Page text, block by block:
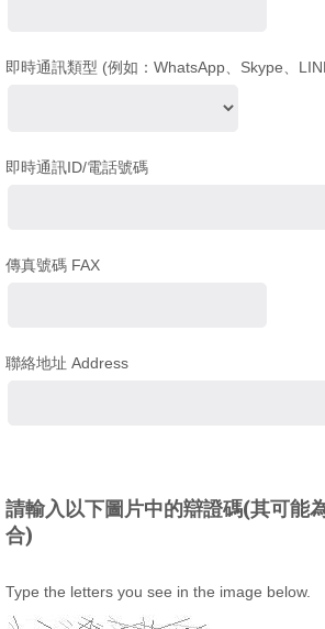
即時通訊類型 (例如：WhatsApp、Skype、
即時通訊ID/電話號碼
傳真號碼 FAX
聯絡地址 Address
請輸入以下圖片中的辯證碼(其可能
合)
Type the letters you see in the image below.